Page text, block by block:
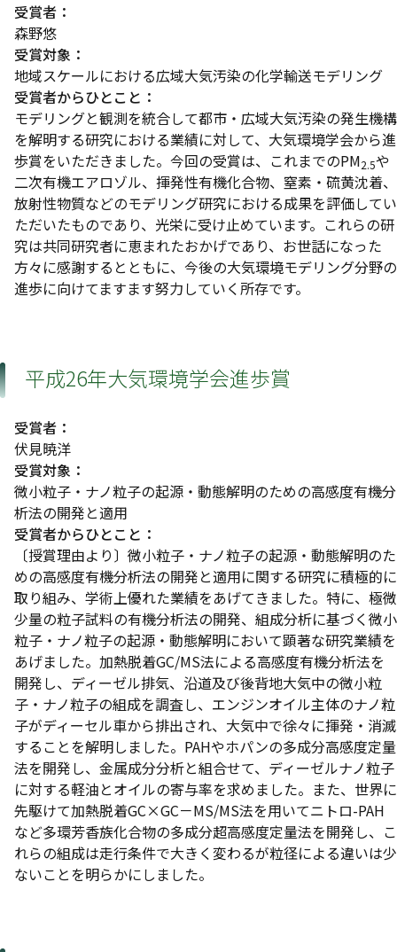
受賞者：
森野悠
受賞対象：
地域スケールにおける広域大気汚染の化学輸送モデリング
受賞者からひとこと：
モデリングと観測を統合して都市・広域大気汚染の発生機構
を解明する研究における業績に対して、大気環境学会から進
歩賞をいただきました。今回の受賞は、これまでのPM2.5や
二次有機エアロゾル、揮発性有機化合物、窒素・硫黄沈着、
放射性物質などのモデリング研究における成果を評価してい
ただいたものであり、光栄に受け止めています。これらの研
究は共同研究者に恵まれたおかげであり、お世話になった
方々に感謝するとともに、今後の大気環境モデリング分野の
進歩に向けてますます努力していく所存です。
平成26年大気環境学会進歩賞
受賞者：
伏見暁洋
受賞対象：
微小粒子・ナノ粒子の起源・動態解明のための高感度有機分
析法の開発と適用
受賞者からひとこと：
〔授賞理由より〕微小粒子・ナノ粒子の起源・動態解明のた
めの高感度有機分析法の開発と適用に関する研究に積極的に
取り組み、学術上優れた業績をあげてきました。特に、極微
少量の粒子試料の有機分析法の開発、組成分析に基づく微小
粒子・ナノ粒子の起源・動態解明において顕著な研究業績を
あげました。加熱脱着GC/MS法による高感度有機分析法を
開発し、ディーゼル排気、沿道及び後背地大気中の微小粒
子・ナノ粒子の組成を調査し、エンジンオイル主体のナノ粒
子がディーセル車から排出され、大気中で徐々に揮発・消滅
することを解明しました。PAHやホパンの多成分高感度定量
法を開発し、金属成分分析と組合せて、ディーゼルナノ粒子
に対する軽油とオイルの寄与率を求めました。また、世界に
先駆けて加熱脱着GC×GC－MS/MS法を用いてニトロ-PAH
など多環芳香族化合物の多成分超高感度定量法を開発し、こ
れらの組成は走行条件で大きく変わるが粒径による違いは少
ないことを明らかにしました。